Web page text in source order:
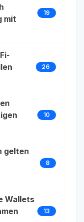
mit
19
26
10
gelten
8
Wallets
13